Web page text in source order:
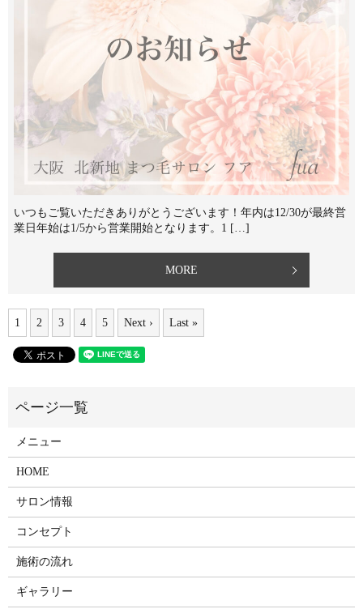
いつもご覧いただきありがとうございます！⁡年内は12/30が最終営
業日年始は1/5から営業開始となります。⁡1 […]
MORE
1 2 3 4 5 Next › Last »
メニュー
HOME
サロン情報
コンセプト
施術の流れ
ギャラリー